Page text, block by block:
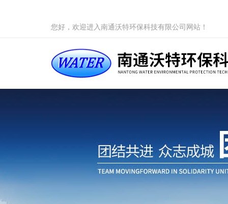
您好，欢迎进入南通沃特环保科技有限公司网站！